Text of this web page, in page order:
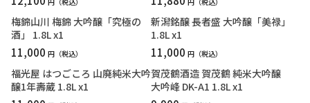
梅錦山川 梅錦 大吟醸「究極の
酒」 1.8L x1
11,000 円
新潟銘醸 長者盛 大吟醸「美禄」
1.8L x1
11,000 円
福光屋 はつごころ 山廃純米大吟
醸1年壽蔵 1.8L x1
賀茂鶴酒造 賀茂鶴 純米大吟醸
大吟峰 DK-A1 1.8L x1